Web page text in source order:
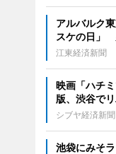
アルバルク
スケの日」
江東経済新聞
映画「ハチ
版、渋谷で
シブヤ経済新聞
池袋にみそ